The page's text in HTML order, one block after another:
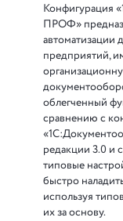
Конфигурация
ПРОФ»
автоматизации
предприятий,
облегченный
сравнению с
редакции 3.0 и
типовые
быстро
используя
их за основу.